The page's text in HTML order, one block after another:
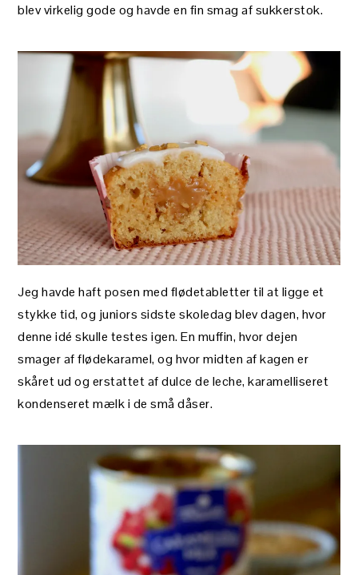
blev virkelig gode og havde en fin smag af sukkerstok.
Jeg havde haft posen med flødetabletter til at ligge et
stykke tid, og juniors sidste skoledag blev dagen, hvor
denne idé skulle testes igen. En muffin, hvor dejen
smager af flødekaramel, og hvor midten af kagen er
skåret ud og erstattet af dulce de leche, karamelliseret
kondenseret mælk i de små dåser.